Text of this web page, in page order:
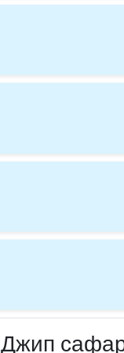
Джип